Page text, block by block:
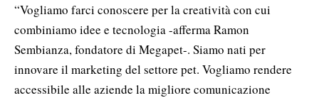
“Vogliamo farci conoscere per la creatività con cui
combiniamo idee e tecnologia -afferma Ramon
Sembianza, fondatore di Megapet-. Siamo nati per
innovare il marketing del settore pet. Vogliamo rendere
accessibile alle aziende la migliore comunicazione